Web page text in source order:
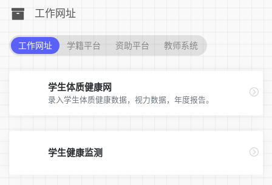
工作网址
工作网址 学籍平台 资助平台 教师系统
学生体质健康网
录入学生体质健康数据，视力数据，年度报告。
学生健康监测